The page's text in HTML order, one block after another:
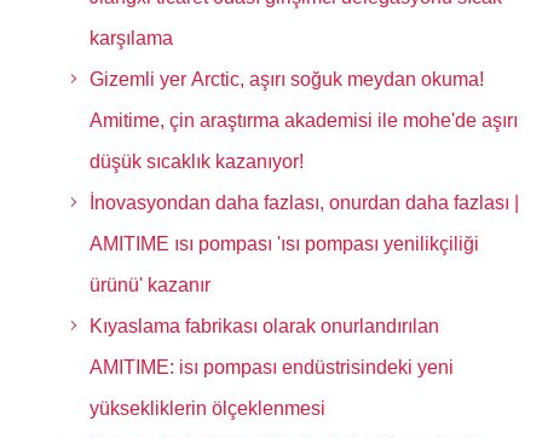
karşılama
Gizemli yer Arctic, aşırı soğuk meydan okuma!
Amitime, çin araştırma akademisi ile mohe'de aşırı
düşük sıcaklık kazanıyor!
İnovasyondan daha fazlası, onurdan daha fazlası |
AMITIME ısı pompası 'ısı pompası yenilikçiliği
ürünü' kazanır
Kıyaslama fabrikası olarak onurlandırılan
AMITIME: isı pompası endüstrisindeki yeni
yüksekliklerin ölçeklenmesi